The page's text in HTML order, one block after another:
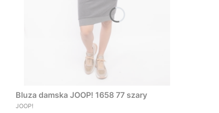
Bluza damska JOOP! 1658 77 szary
PRODUCENT
JOOP!